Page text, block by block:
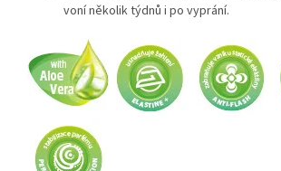
voní několik týdnů i po vyprání.